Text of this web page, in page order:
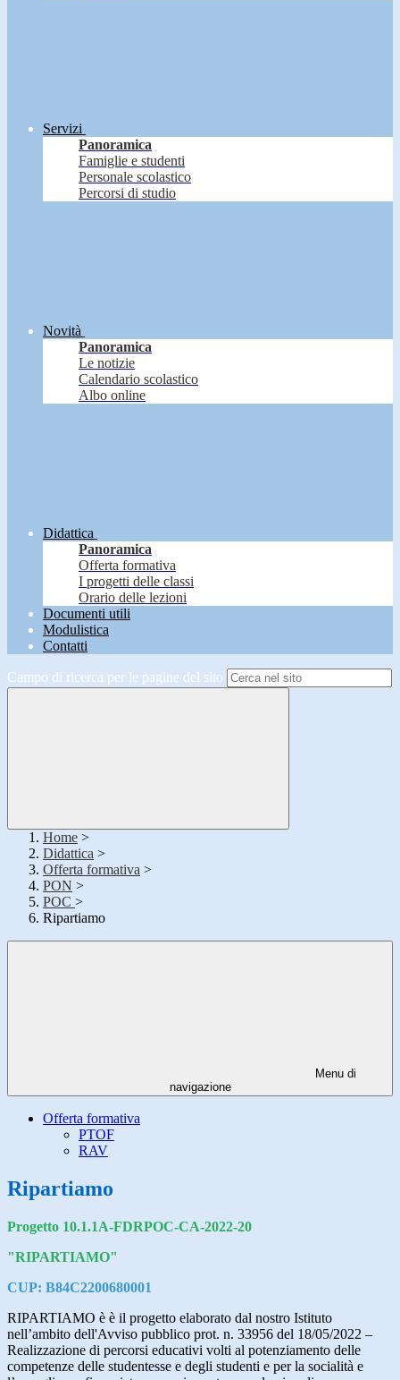
Servizi
Panoramica
Famiglie e studenti
Personale scolastico
Percorsi di studio
Novità
Panoramica
Le notizie
Calendario scolastico
Albo online
Didattica
Panoramica
Offerta formativa
I progetti delle classi
Orario delle lezioni
Documenti utili
Modulistica
Contatti
Campo di ricerca per le pagine del sito
Home >
Didattica >
Offerta formativa >
PON >
POC >
Ripartiamo
Menu di
navigazione
Offerta formativa
PTOF
RAV
Ripartiamo
Progetto 10.1.1A-FDRPOC-CA-2022-20
"RIPARTIAMO"
CUP: B84C2200680001
RIPARTIAMO è è il progetto elaborato dal nostro Istituto
nell’ambito dell'Avviso pubblico prot. n. 33956 del 18/05/2022 –
Realizzazione di percorsi educativi volti al potenziamento delle
competenze delle studentesse e degli studenti e per la socialità e